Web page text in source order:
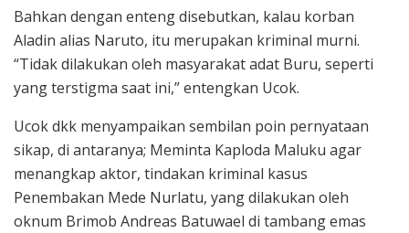
Bahkan dengan enteng disebutkan, kalau korban
Aladin alias Naruto, itu merupakan kriminal murni.
“Tidak dilakukan oleh masyarakat adat Buru, seperti
yang terstigma saat ini,” entengkan Ucok.
Ucok dkk menyampaikan sembilan poin pernyataan
sikap, di antaranya; Meminta Kaploda Maluku agar
menangkap aktor, tindakan kriminal kasus
Penembakan Mede Nurlatu, yang dilakukan oleh
oknum Brimob Andreas Batuwael di tambang emas